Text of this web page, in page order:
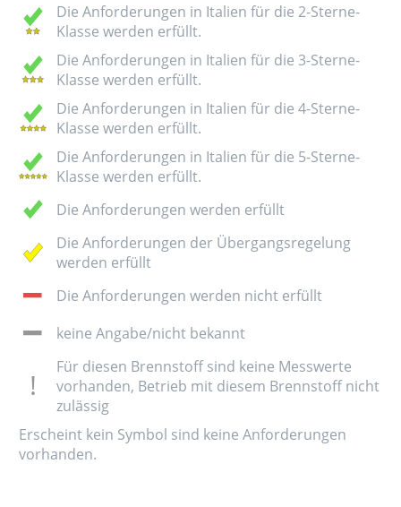
Die Anforderungen in Italien für die 2-Sterne-
Klasse werden erfüllt.
Die Anforderungen in Italien für die 3-Sterne-
Klasse werden erfüllt.
Die Anforderungen in Italien für die 4-Sterne-
Klasse werden erfüllt.
Die Anforderungen in Italien für die 5-Sterne-
Klasse werden erfüllt.
Die Anforderungen werden erfüllt
Die Anforderungen der Übergangsregelung
werden erfüllt
Die Anforderungen werden nicht erfüllt
keine Angabe/nicht bekannt
Für diesen Brennstoff sind keine Messwerte
vorhanden, Betrieb mit diesem Brennstoff nicht
zulässig
Erscheint kein Symbol sind keine Anforderungen
vorhanden.